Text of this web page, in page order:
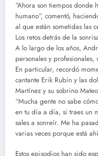
“Ahora son tiempos
humano”, comentó,
al que están sometidas las
Los retos detrás de la
A lo largo de los años,
personales y
En particular, recordó
cantante Erik Rubín y las
Martínez y su sobrino
“Mucha gente no sabe
en tu día a día, si traes un
sales a sonreír. Me ha
varias veces porque está
Estos episodios han sido